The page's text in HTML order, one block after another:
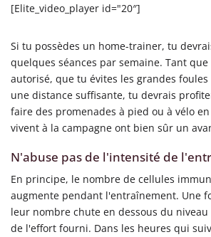
[Elite_video_player id="20″]
Si tu possèdes un home-trainer, tu
quelques séances par semaine. Tant
autorisé, que tu évites les grandes
une distance suffisante, tu devrais
faire des promenades à pied ou à vélo
vivent à la campagne ont bien sûr un
N'abuse pas de l'intensité de
En principe, le nombre de cellules
augmente pendant l'entraînement. Une
leur nombre chute en dessous du
de l'effort fourni. Dans les heures qui